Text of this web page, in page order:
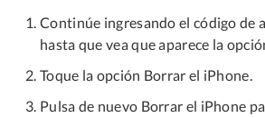
Continúe ingresando el código de
hasta que vea que aparece la
Toque la opción Borrar el iPhone.
Pulsa de nuevo Borrar el iPhone